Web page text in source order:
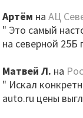
Артём наАЦ
" Это самый
на северной 25Б
Матвей Л. на
" Искал
auto.ru цены